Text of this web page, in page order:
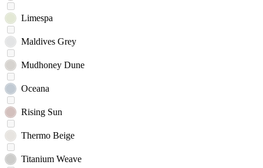
Limespa
Maldives Grey
Mudhoney Dune
Oceana
Rising Sun
Thermo Beige
Titanium Weave